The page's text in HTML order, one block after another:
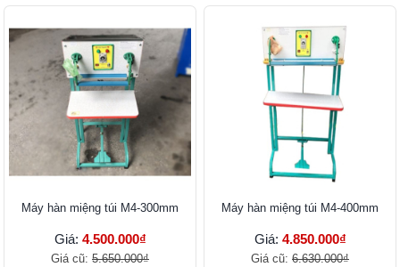
Máy hàn miệng túi M4-300mm
Giá: 4.500.000₫
Giá cũ: 5.650.000₫
Máy hàn miệng túi M4-400mm
Giá: 4.850.000₫
Giá cũ: 6.630.000₫